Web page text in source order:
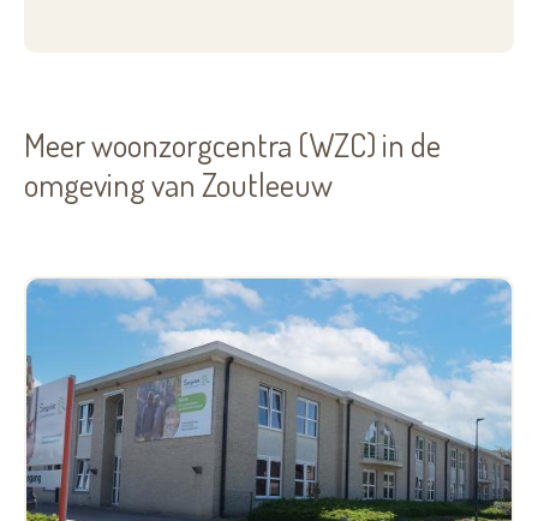
Meer woonzorgcentra (WZC) in de
omgeving van Zoutleeuw